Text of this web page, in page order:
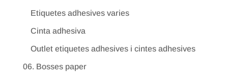
Etiquetes adhesives varies
Cinta adhesiva
Outlet etiquetes adhesives i cintes adhesives
06. Bosses paper